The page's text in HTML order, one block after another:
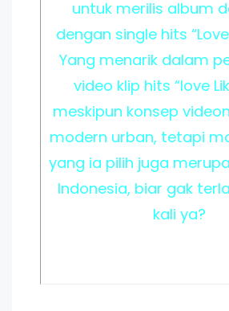
untuk merilis album
dengan single hits
Yang menarik dalam
video klip hits “love
meskipun konsep
modern urban, tetapi
yang ia pilih juga
Indonesia, biar gak
kali ya?